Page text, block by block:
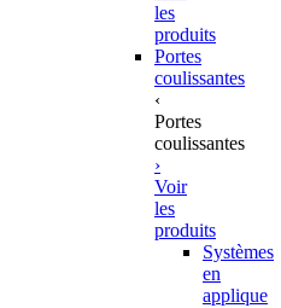
les
produits
Portes
coulissantes
‹
Portes
coulissantes
›
Voir
les
produits
Systèmes
en
applique